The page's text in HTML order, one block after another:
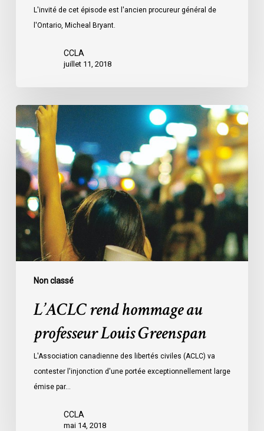
L'invité de cet épisode est l'ancien procureur général de
l'Ontario, Micheal Bryant.
CCLA
juillet 11, 2018
Non classé
L’ACLC
rend
hommage
au
professeur
Louis
Greenspan
L’ACLC rend hommage au
professeur Louis Greenspan
L'Association canadienne des libertés civiles (ACLC) va
contester l'injonction d'une portée exceptionnellement large
émise par…
CCLA
mai 14, 2018